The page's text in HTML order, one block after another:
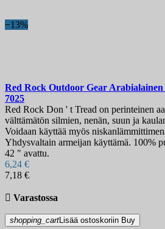
−13%
Red Rock Outdoor Gear
7025
Red Rock Don ' t Tread on perinteinen
välttämätön silmien, nenän, suun ja
Voidaan käyttää myös
Yhdysvaltain armeijan käyttämä. 100%
42 " avattu.
6,24 €
7,18 €
 Varastossa
shopping_cartLisää ostoskoriin Buy